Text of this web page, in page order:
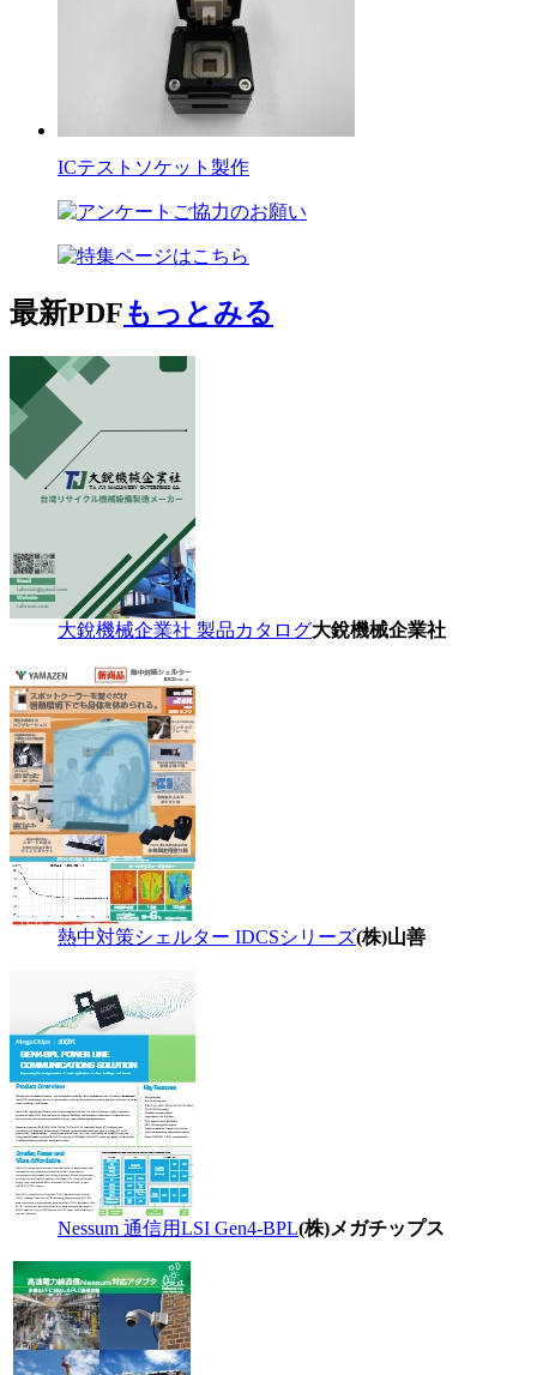
ICテストソケット製作
最新PDFもっとみる
大銳機械企業社 製品カタログ大銳機械企業社
熱中対策シェルター IDCSシリーズ(株)山善
Nessum 通信用LSI Gen4-BPL(株)メガチップス